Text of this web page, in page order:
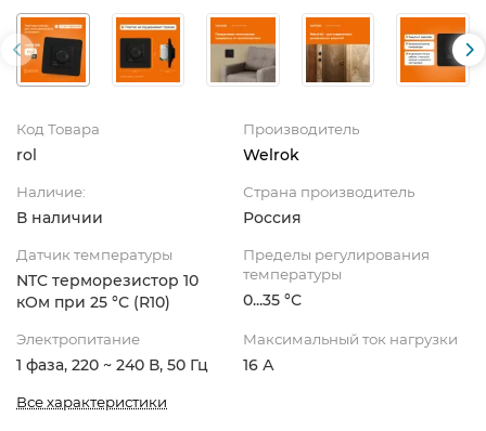
Код Товара
rol
Производитель
Welrok
Наличие:
В наличии
Страна производитель
Россия
Датчик температуры
NTC терморезистор 10
кОм при 25 °С (R10)
Пределы регулирования
температуры
0...35 °С
Электропитание
1 фаза, 220 ~ 240 В, 50 Гц
Максимальный ток нагрузки
16 А
Все характеристики